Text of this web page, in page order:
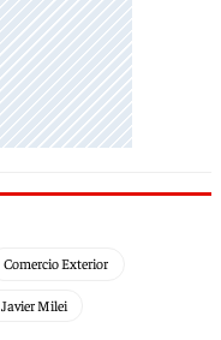
Comercio Exterior
Javier Milei